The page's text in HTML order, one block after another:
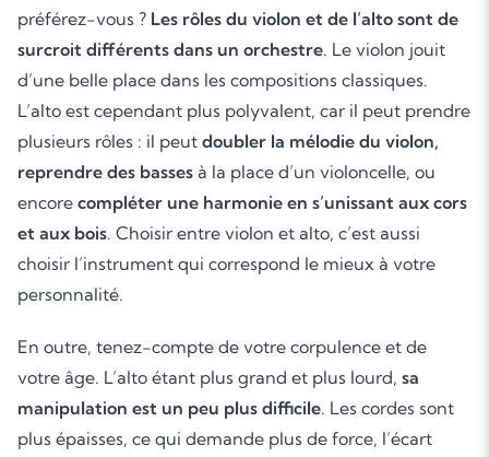
préférez-vous ? Les rôles du violon et de l’alto sont de
surcroit différents dans un orchestre. Le violon jouit
d’une belle place dans les compositions classiques.
L’alto est cependant plus polyvalent, car il peut prendre
plusieurs rôles : il peut doubler la mélodie du violon,
reprendre des basses à la place d’un violoncelle, ou
encore compléter une harmonie en s’unissant aux cors
et aux bois. Choisir entre violon et alto, c’est aussi
choisir l’instrument qui correspond le mieux à votre
personnalité.
En outre, tenez-compte de votre corpulence et de
votre âge. L’alto étant plus grand et plus lourd, sa
manipulation est un peu plus difficile. Les cordes sont
plus épaisses, ce qui demande plus de force, l’écart
Soutien scolaire
Cours de musique
Les deux